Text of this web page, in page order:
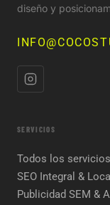
diseño y
SERVICIOS
Todos los servicios
SEO Integral & Local
Publicidad SEM &